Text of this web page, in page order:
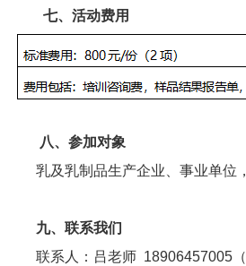
七、 活动费用
八、 参加对象
乳及乳制品生产企业、事业单位
九、联系我们
联系人：吕老师 18906457005（